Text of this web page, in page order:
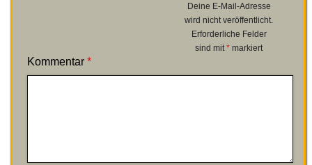
Deine E-Mail-Adresse
wird nicht veröffentlicht.
Erforderliche Felder
sind mit* markiert
Kommentar *